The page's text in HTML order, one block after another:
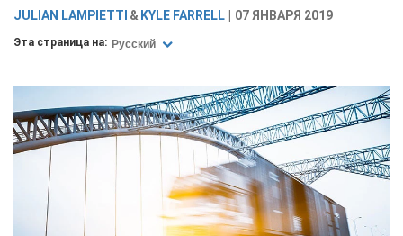
JULIAN LAMPIETTI KYLE FARRELL 07 ЯНВАРЯ 2019
Эта страница на: Русский